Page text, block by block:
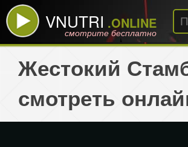
VNUTRI .ONLINE
смотрите бесплатно
Жестокий
смотреть